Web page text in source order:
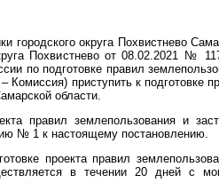
городского округа Похвистнево
Похвистнево от 08.02.2021 №
по подготовке правил
Комиссия) приступить к подготовке
области.
правил землепользования и
№ 1 к настоящему постановлению.
проекта правил
в течении 20 дней с